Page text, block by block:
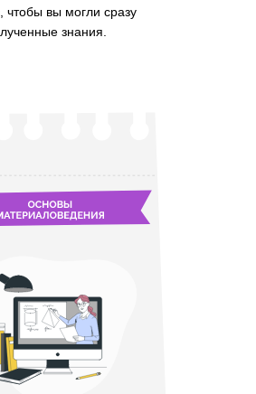
чтобы вы могли сразу
знания.